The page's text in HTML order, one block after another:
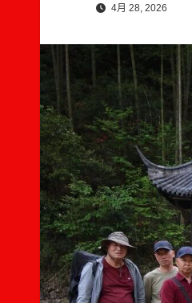
4月 28, 2026